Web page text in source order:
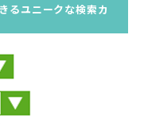
るユニークな検索カ